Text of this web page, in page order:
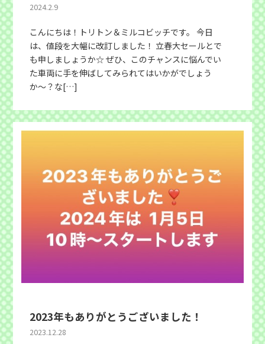
2024.2.9
こんにちは！トリトン＆ミルコビッチです。 今日
は、値段を大幅に改訂しました！ 立春大セールとで
も申しましょうか☆ ぜひ、このチャンスに悩んでい
た車両に手を伸ばしてみられてはいかがでしょう
か〜？な[…]
2023年もありがとうございました！
2023.12.28